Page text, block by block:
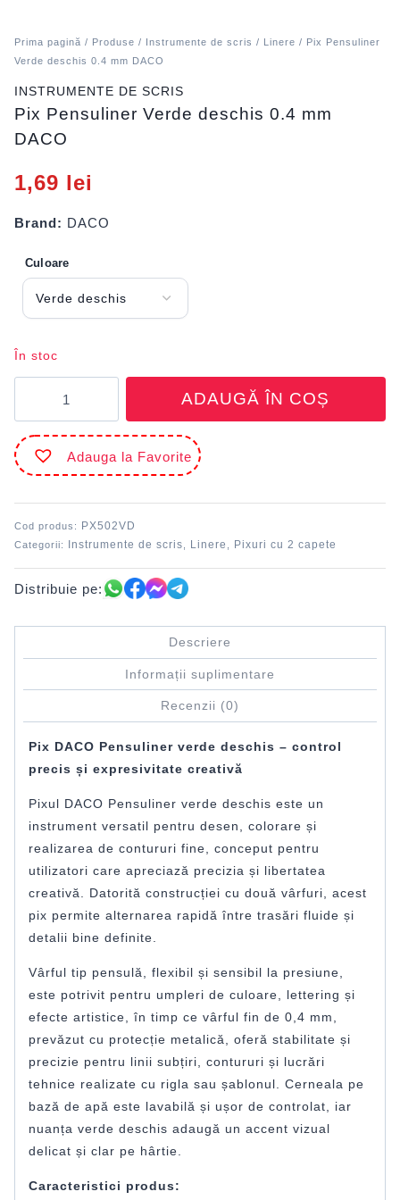
Prima pagină / Produse / Instrumente de scris / Linere / Pix Pensuliner
Verde deschis 0.4 mm DACO
INSTRUMENTE DE SCRIS
Pix Pensuliner Verde deschis 0.4 mm
DACO
1,69 lei
Brand: DACO
Culoare
În stoc
Pensuliner
Verde
deschis
0.4
ADAUGĂ ÎN COȘ
Adauga la Favorite
Cod produs: PX502VD
Categorii: Instrumente de scris, Linere , Pixuri cu 2 capete
Distribuie pe:
Descriere
Informații suplimentare
Recenzii (0)
Pix DACO Pensuliner verde deschis – control
precis și expresivitate creativă
Pixul DACO Pensuliner verde deschis este un
instrument versatil pentru desen, colorare și
realizarea de contururi fine, conceput pentru
utilizatori care apreciază precizia și libertatea
creativă. Datorită construcției cu două vârfuri, acest
pix permite alternarea rapidă între trasări fluide și
detalii bine definite.
Vârful tip pensulă, flexibil și sensibil la presiune,
este potrivit pentru umpleri de culoare, lettering și
efecte artistice, în timp ce vârful fin de 0,4 mm,
prevăzut cu protecție metalică, oferă stabilitate și
precizie pentru linii subțiri, contururi și lucrări
tehnice realizate cu rigla sau șablonul. Cerneala pe
bază de apă este lavabilă și ușor de controlat, iar
nuanța verde deschis adaugă un accent vizual
delicat și clar pe hârtie.
Caracteristici produs: